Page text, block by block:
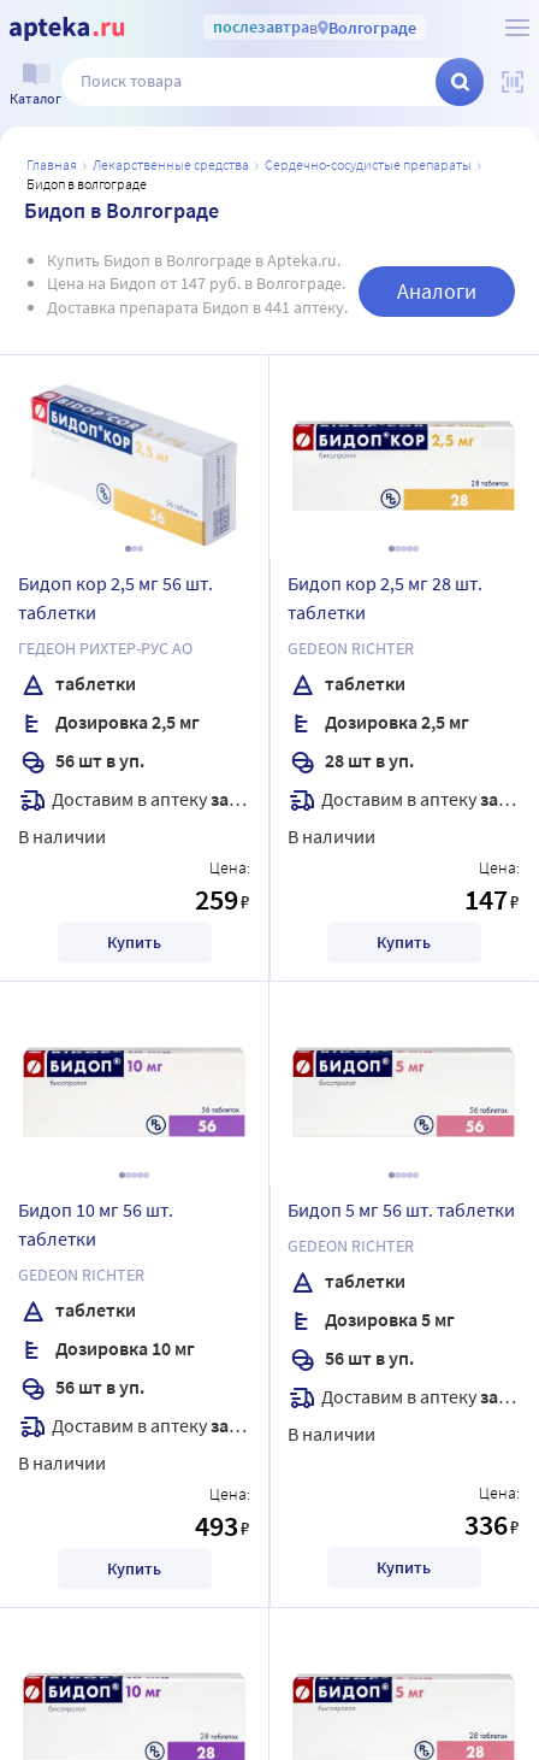
послезавтрав Волгограде
Каталог
главная лекарственные средства
сердечно-сосудистые препараты
бидоп в волгограде
Бидоп в Волгограде
Купить Бидоп в Волгограде в Apteka.ru.
Цена на Бидоп от 147 руб. в Волгограде.
Доставка препарата Бидоп в 441 аптеку.
Аналоги
Бидоп кор 2,5 мг 56 шт.
таблетки
ГЕДЕОН РИХТЕР-РУС АО
таблетки
Дозировка 2,5 мг
56 шт в уп.
Доставим в аптекузавтра
В наличии
Цена:
259₽
Купить
Бидоп кор 2,5 мг 28 шт.
таблетки
GEDEON RICHTER
таблетки
Дозировка 2,5 мг
28 шт в уп.
Доставим в аптекузавтра
В наличии
Цена:
147₽
Купить
Бидоп 10 мг 56 шт.
таблетки
GEDEON RICHTER
таблетки
Дозировка 10 мг
56 шт в уп.
Доставим в аптекузавтра
В наличии
Цена:
493₽
Купить
Бидоп 5 мг 56 шт. таблетки
GEDEON RICHTER
таблетки
Дозировка 5 мг
56 шт в уп.
Доставим в аптекузавтра
В наличии
Цена:
336₽
Купить